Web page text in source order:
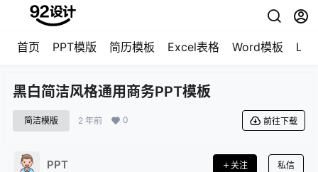
首页 PPT模版 简历模板 Excel表格 Word模板
黑白简洁风格通用商务PPT模板
简洁模版 2 年前 0 前往下载
PPT 关注 私信